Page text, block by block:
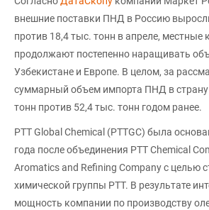
внешние поставки ПНД в Россию
против 18,4 тыс. тонн в апреле, местные
продолжают постепенно наращивать
Узбекистане и Европе. В целом, за
суммарный объем импорта ПНД в страну
тонн против 52,4 тыс. тонн годом ранее.
PTT Global Chemical (PTTGC) была
года после объединения PTT Chemical
Aromatics and Refining Company с целью
химической группы PTT. В результате
мощность компании по производству